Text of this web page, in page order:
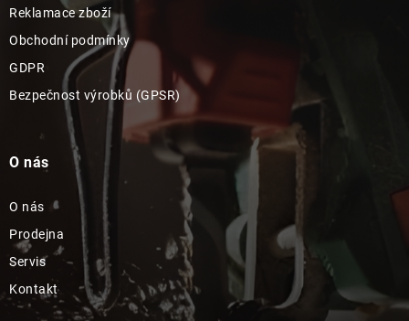
Reklamace zboží
Obchodní podmínky
GDPR
Bezpečnost výrobků (GPSR)
O nás
O nás
Prodejna
Servis
Kontakt